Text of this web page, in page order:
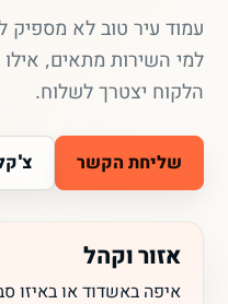
עמוד עיר טוב לא מספיק
למי השירות מתאים, אילו
הלקוח יצטרך לשלוח.
שליחת הקשר
אזור וקהל
איפה באשדוד או באיזו